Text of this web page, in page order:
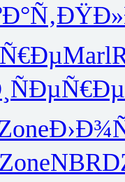
Marl
ÑÐµÑ€Ðµ
ZoneNBRD